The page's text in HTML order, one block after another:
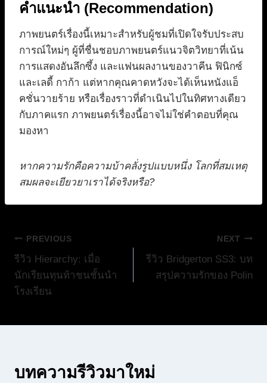
คำแนะนำ (Recommendation)
ภาพยนตร์เรื่องนี้เหมาะสำหรับผู้ชมที่เปิดใจรับประสบ
การณ์ใหม่ๆ ผู้ที่ชื่นชอบภาพยนตร์แนวจิตวิทยาที่เน้น
การแสดงอันลึกซึ้ง และแฟนผลงานของวาคีน ฟินิกซ์
และเลดี้ กาก้า แต่หากคุณคาดหวังจะได้เห็นหนังแอ็
คชั่นวายร้าย หรือเรื่องราวที่ดำเนินไปในทิศทางเดียว
กับภาคแรก ภาพยนตร์เรื่องนี้อาจไม่ใช่คำตอบที่คุณ
มองหา
หากความรักคือความบ้าคลั่งรูปแบบหนึ่ง โลกที่สมเหตุ
สมผลจะเยียวยาเราได้จริงหรือ?
แนะแนว
เรื่อง
PREVIOUS
รีวิว Hierarchy: เมื่อ
นักเรียนทุนท้าชนชั้นนำ
โรงเรียน
NEXT
รีวิว Bridgerton SS3: บท
สรุปความรักของ Polin
บทความรีวิวมาใหม่